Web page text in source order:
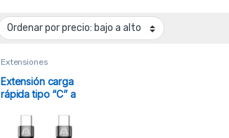
Extensiones
Extensión carga
rápida tipo “C” a
6ft Argom